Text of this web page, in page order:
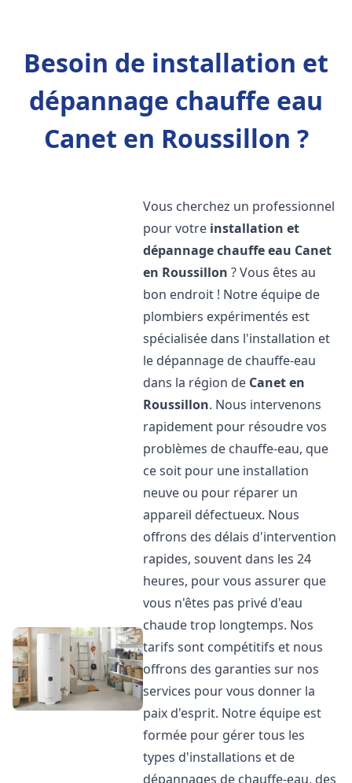
Besoin de installation et
dépannage chauffe eau
Canet en Roussillon ?
Vous cherchez un professionnel
pour votre installation et
dépannage chauffe eau Canet
en Roussillon ? Vous êtes au
bon endroit ! Notre équipe de
plombiers expérimentés est
spécialisée dans l'installation et
le dépannage de chauffe-eau
dans la région de Canet en
Roussillon. Nous intervenons
rapidement pour résoudre vos
problèmes de chauffe-eau, que
ce soit pour une installation
neuve ou pour réparer un
appareil défectueux. Nous
offrons des délais d'intervention
rapides, souvent dans les 24
heures, pour vous assurer que
vous n'êtes pas privé d'eau
chaude trop longtemps. Nos
tarifs sont compétitifs et nous
offrons des garanties sur nos
services pour vous donner la
paix d'esprit. Notre équipe est
formée pour gérer tous les
types d'installations et de
dépannages de chauffe-eau, des